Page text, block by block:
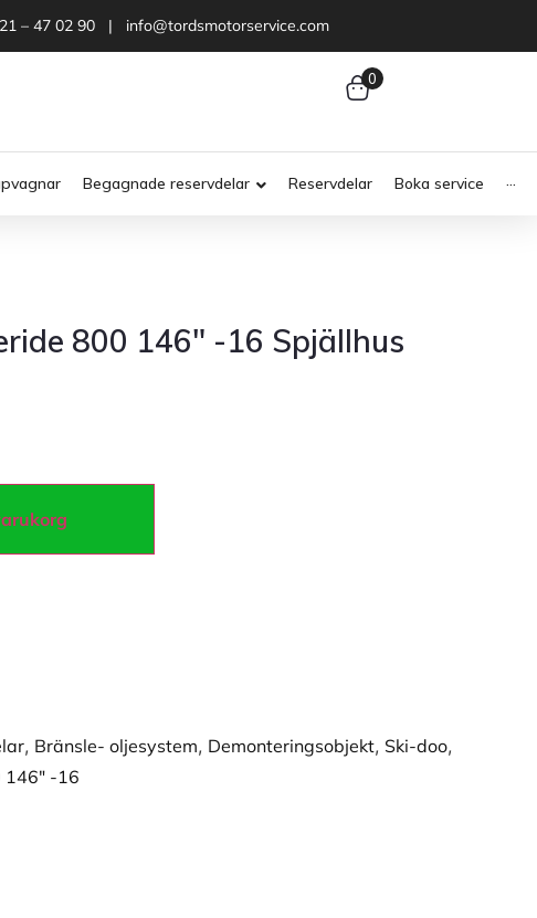
– 47 02 90 | info@tordsmotorservice.com
0
Begagnade reservdelar Reservdelar Boka service ···
800 146″ -16 Spjällhus
, Bränsle- oljesystem, Demonteringsobjekt, Ski-doo,
146" -16